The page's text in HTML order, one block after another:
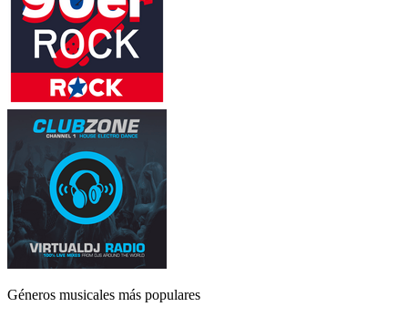
Géneros musicales más populares